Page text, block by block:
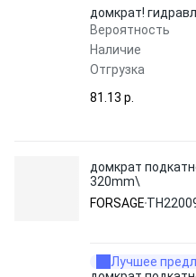
домкрат!
Вероятность
Наличие
Отгрузка
81.13 p.
домкрат
320mm\
FORSAGE
Лучшее